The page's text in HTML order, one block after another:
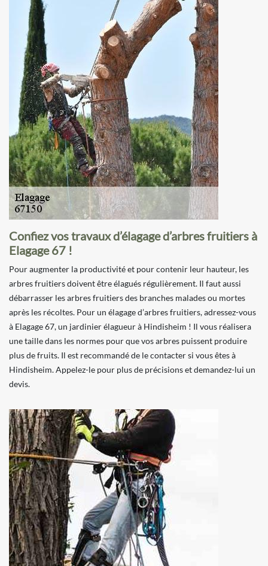
Confiez vos travaux d’élagage d’arbres fruitiers à
Elagage 67 !
Pour augmenter la productivité et pour contenir leur hauteur, les
arbres fruitiers doivent être élagués régulièrement. Il faut aussi
débarrasser les arbres fruitiers des branches malades ou mortes
après les récoltes. Pour un élagage d’arbres fruitiers, adressez-vous
à Elagage 67, un jardinier élagueur à Hindisheim ! Il vous réalisera
une taille dans les normes pour que vos arbres puissent produire
plus de fruits. Il est recommandé de le contacter si vous êtes à
Hindisheim. Appelez-le pour plus de précisions et demandez-lui un
devis.